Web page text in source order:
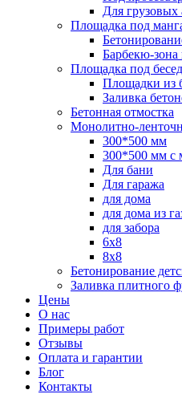
Для грузовых
Площадка под
Барбекю-зона
Площадка под
Площадки из
Заливка
Бетонная отмостка
Монолитно-
300*500 мм
300*500 мм с
Для бани
Для гаража
для дома
для дома из
для забора
6х8
8х8
Бетонирование
Заливка плитного
Цены
О нас
Примеры работ
Отзывы
Оплата и гарантии
Блог
Контакты